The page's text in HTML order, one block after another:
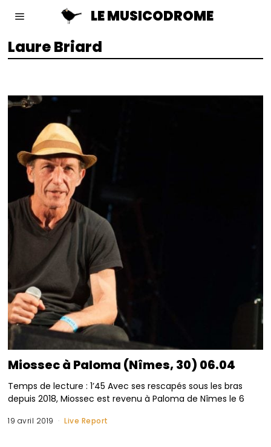
LE MUSICODROME
Laure Briard
Miossec à Paloma (Nîmes, 30) 06.04
Temps de lecture : 1’45 Avec ses rescapés sous les bras
depuis 2018, Miossec est revenu à Paloma de Nîmes le 6
19 avril 2019 Live Report